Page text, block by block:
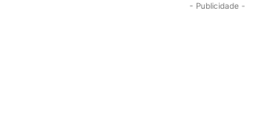
- Publicidade -